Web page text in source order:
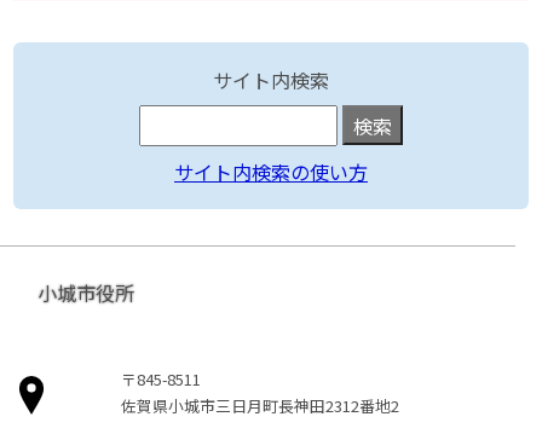
サイト内検索
サイト内検索の使い方
小城市役所
〒845-8511
佐賀県小城市三日月町長神田2312番地2